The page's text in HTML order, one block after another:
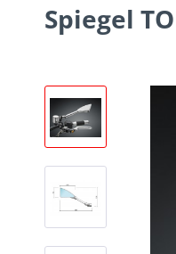
Spiegel